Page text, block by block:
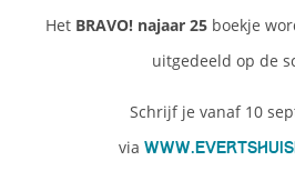
Het BRAVO! najaar 25boekje
uitgedeeld op de
Schrijf je vanaf 10
via